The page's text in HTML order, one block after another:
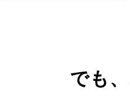
でも、